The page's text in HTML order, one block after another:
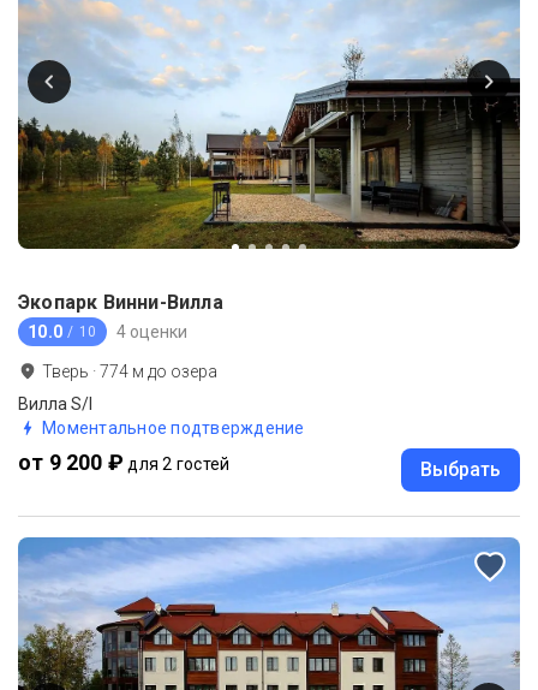
Экопарк Винни-Вилла
10.0 / 10 4 оценки
Тверь ·774 м до озера
Вилла S/I
Моментальное подтверждение
от 9 200 ₽ для 2 гостей Выбрать